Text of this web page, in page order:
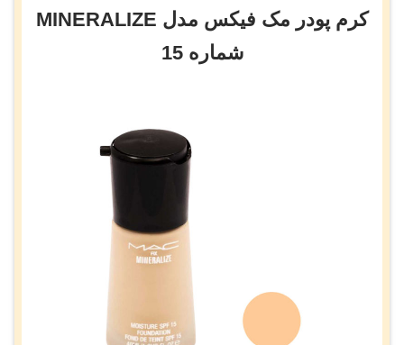
کرم پودر مک فیکس مدل MINERALIZE
شماره 15